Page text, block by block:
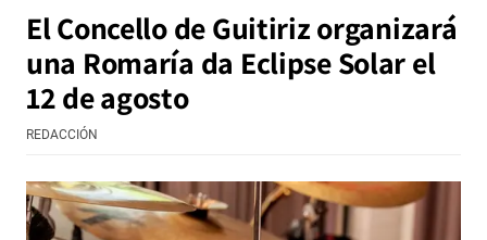
El Concello de Guitiriz organizará
una Romaría da Eclipse Solar el
12 de agosto
REDACCIÓN